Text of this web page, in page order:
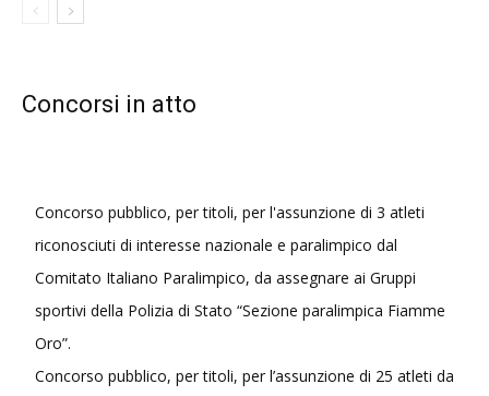
Concorsi in atto
Concorso pubblico, per titoli, per l'assunzione di 3 atleti
riconosciuti di interesse nazionale e paralimpico dal
Comitato Italiano Paralimpico, da assegnare ai Gruppi
sportivi della Polizia di Stato “Sezione paralimpica Fiamme
Oro”.
Concorso pubblico, per titoli, per l’assunzione di 25 atleti da